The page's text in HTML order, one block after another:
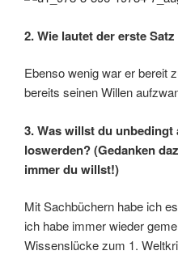
2. Wie lautet der erste
Ebenso wenig war er bereit
bereits seinen Willen
3. Was willst du
loswerden? (Gedanken
immer du willst!)
Mit Sachbüchern habe ich
ich habe immer wieder
Wissenslücke zum 1.